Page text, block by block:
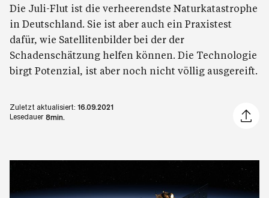
Die Juli-Flut ist die verheerendste Naturkatastrophe
in Deutschland. Sie ist aber auch ein Praxistest
dafür, wie Satellitenbilder bei der der
Schadenschätzung helfen können. Die Technologie
birgt Potenzial, ist aber noch nicht völlig ausgereift.
Zuletzt aktualisiert: 16.09.2021
Lesedauer 8min.
Artikel